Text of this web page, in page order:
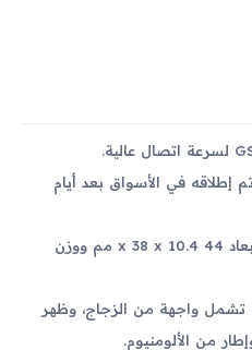
عنه في سبتمبر 2020 وتم إطلاقه في الأسواق بعد أيام
تصميم أنيق وخفيف الوزن بأبعاد 44 x 38 x 10.4 مم ووزن
تشمل واجهة من الزجاج، وظهر
من الألومنيوم.